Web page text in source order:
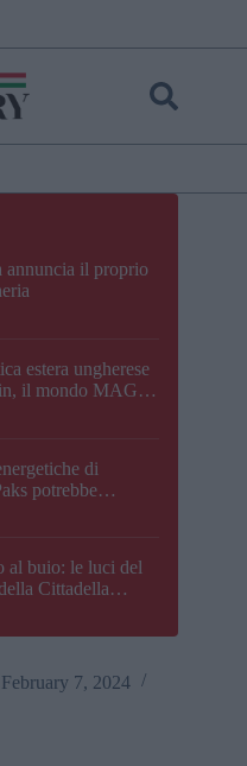
il proprio
estera ungherese
il mondo MAGA,
di
potrebbe
al buio: le luci del
Cittadella
February 7, 2024